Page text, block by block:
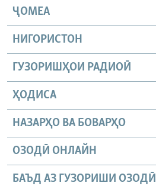
ҶОМEА
НИГОРИСТОН
ГУЗОРИШҲОИ РАДИОӢ
ҲОДИСА
НАЗАРҲО ВА БОВАРҲО
ОЗОДӢ ОНЛАЙН
БАЪД АЗ ГУЗОРИШИ ОЗОДӢ